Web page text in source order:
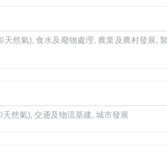
然氣), 食水及廢物處理, 農業及農村發展,
然氣), 交通及物流基建, 城市發展